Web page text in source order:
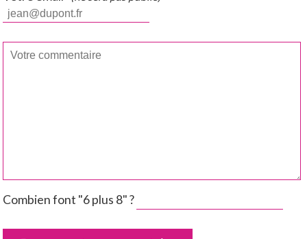
Combien font "6 plus 8" ?